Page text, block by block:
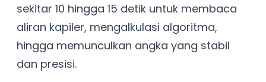
sekitar 10 hingga 15 detik untuk membaca
aliran kapiler, mengalkulasi algoritma,
hingga memunculkan angka yang stabil
dan presisi.